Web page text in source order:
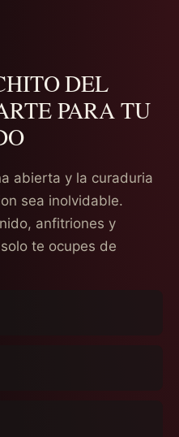
DEL
PARA TU
abierta y la curaduria
sea inolvidable.
anfitriones y
te ocupes de